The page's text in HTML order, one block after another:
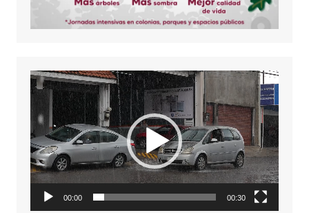
Reproductor
de
vídeo
00:00 00:30